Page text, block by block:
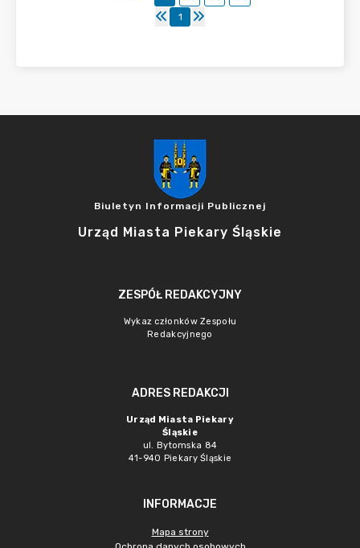
1
Biuletyn Informacji Publicznej
Urząd Miasta Piekary Śląskie
ZESPÓŁ REDAKCYJNY
Wykaz członków Zespołu
Redakcyjnego
ADRES REDAKCJI
Urząd Miasta Piekary
Śląskie
ul. Bytomska 84
41-940 Piekary Śląskie
INFORMACJE
Mapa strony